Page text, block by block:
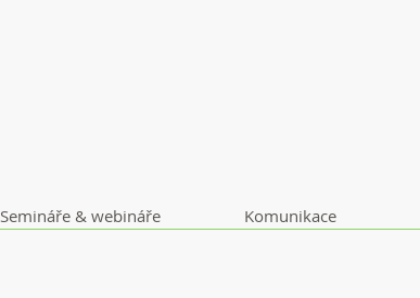
Semináře & webináře Komunikace